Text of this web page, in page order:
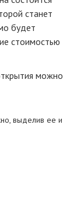
станет
будет
стоимостью
можно
выделив ее и